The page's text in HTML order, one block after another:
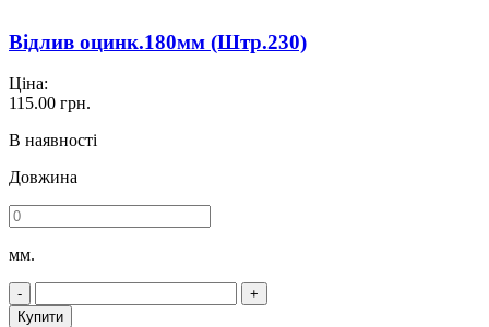
Відлив оцинк.180мм (Штр.230)
Ціна:
115.00 грн.
В наявності
Довжина
мм.
-
+
Купити